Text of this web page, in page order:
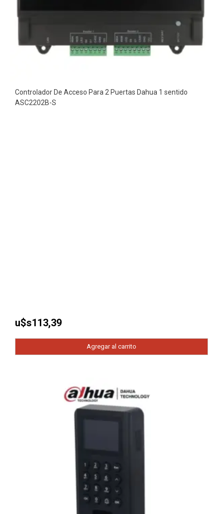
Controlador De Acceso Para 2 Puertas Dahua 1 sentido
ASC2202B-S
u$s113,39
Agregar al carrito